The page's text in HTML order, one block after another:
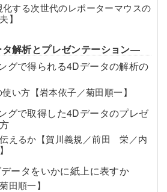
する次世代のレポーターマウスの
】
解析とプレゼンテーション―
グで得られる4Dデータの解析の
い方【岩本依子／菊田順一】
グで取得した4Dデータのプレゼ
えるか【賀川義規／前田 栄／内
ータをいかに紙上に表すか
田順一】